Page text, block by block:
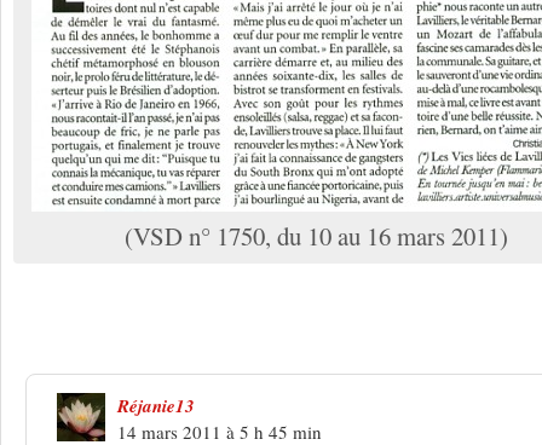
(VSD n° 1750, du 10 au 16 mars 2011)
Réjanie13
14 mars 2011 à 5 h 45 min